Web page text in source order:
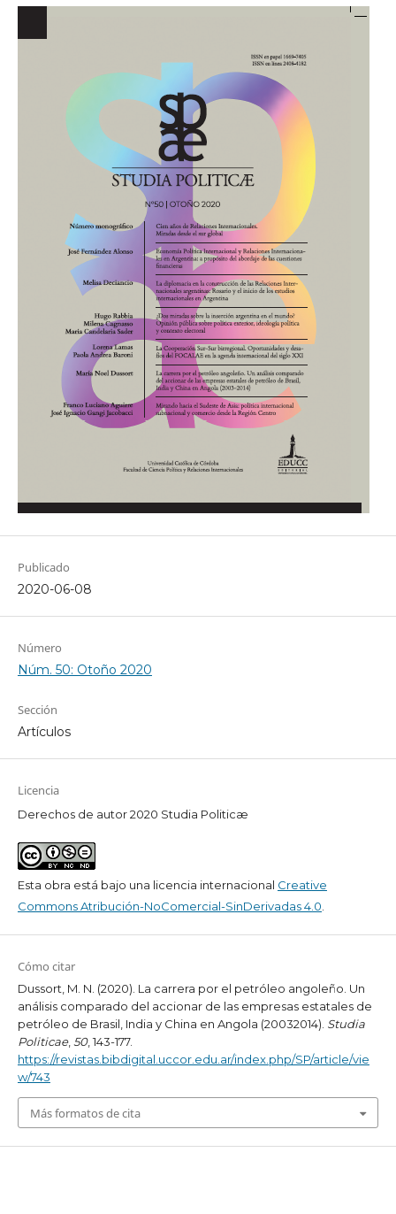
Publicado
2020-06-08
Número
Núm. 50: Otoño 2020
Sección
Artículos
Licencia
Derechos de autor 2020 Studia Politicæ
Esta obra está bajo una licencia internacional Creative
Commons Atribución-NoComercial-SinDerivadas 4.0.
Cómo citar
Dussort, M. N. (2020). La carrera por el petróleo angoleño. Un
análisis comparado del accionar de las empresas estatales de
petróleo de Brasil, India y China en Angola (20032014). Studia
Politicae,50, 143-177.
https://revistas.bibdigital.uccor.edu.ar/index.php/SP/article/vie
w/743
Más formatos de cita